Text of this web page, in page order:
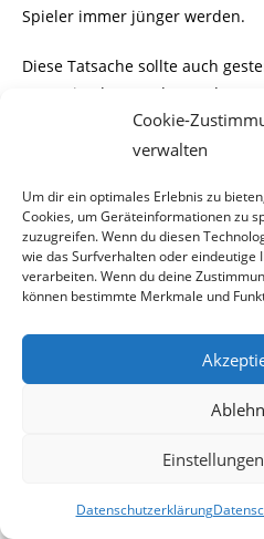
Cookie-
verwalten
Um dir ein optimales Erlebnis zu
Cookies, um Geräteinformationen zu
zuzugreifen. Wenn du diesen
wie das Surfverhalten oder eindeutige
verarbeiten. Wenn du deine
können bestimmte Merkmale und
Datenschutzerklärung
Spieler immer jünger werden.
Diese Tatsache sollte auch
ORF sein, der von der Modera-
torin Corinna Milborn geleitet
Anwesende
Herbert Beck
Monika Racek
Leiterin des Spielerschutzes
Mathematiker und „Anti-
Neurologe und Psychiater,